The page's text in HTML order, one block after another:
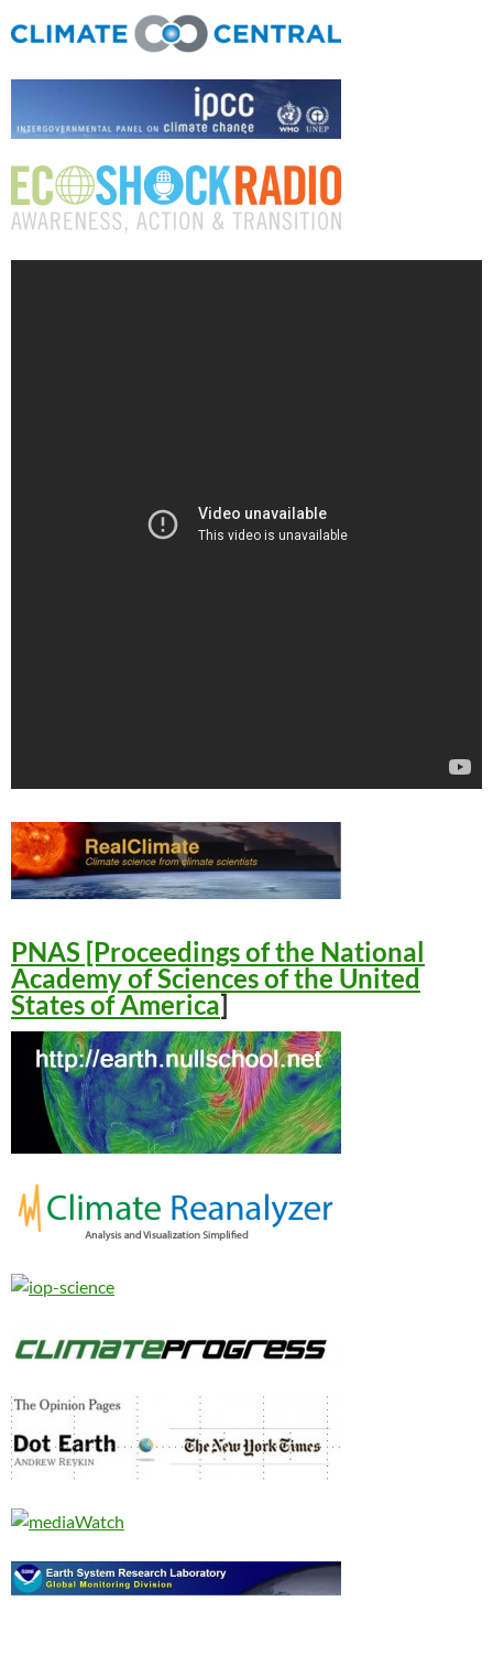
PNAS [Proceedings of the National
Academy of Sciences of the United
States of America]